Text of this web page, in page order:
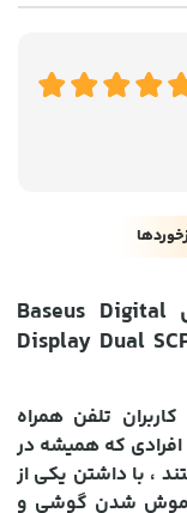
شارژر فندکی فست شارژ بیسوس Baseus Digital
Display Dual
تلفن همراه
افرادی که همیشه در
، با داشتن یکی از
خاموش شدن گوشی و